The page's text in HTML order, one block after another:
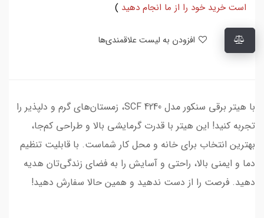
است خرید خود را از ما انجام دهید )
با هیتر برقی سنکور مدل SCF 4240، زمستان‌های گرم و دلپذیر را
تجربه کنید! این هیتر با قدرت گرمایشی بالا و طراحی کم‌جا،
بهترین انتخاب برای خانه و محل کار شماست. با قابلیت تنظیم
دما و ایمنی بالا، راحتی و آسایش را به فضای زندگی‌تان هدیه
دهید. فرصت را از دست ندهید و همین حالا سفارش دهید!